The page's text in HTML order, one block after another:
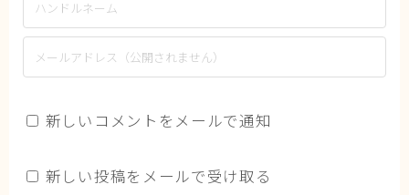
新しいコメントをメールで通知
新しい投稿をメールで受け取る